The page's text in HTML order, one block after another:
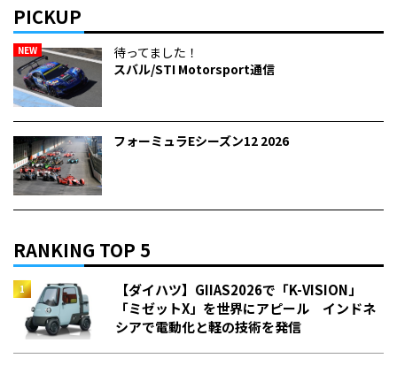
PICKUP
NEW
待ってました！
スバル/STI Motorsport通信
フォーミュラEシーズン12 2026
RANKING TOP 5
【ダイハツ】GIIAS2026で「K-VISION」
「ミゼットX」を世界にアピール インドネ
シアで電動化と軽の技術を発信